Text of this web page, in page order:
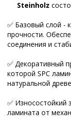
Steinholz
✅ Базовый слой -
прочности.
соединения и
✅ Декоративный
которой SPC
натуральной
✅ Износостойкий
ламината от